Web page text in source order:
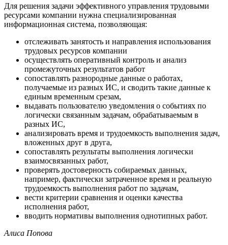
Для решения задачи эффективного управления трудовыми
ресурсами компании нужна специализированная
информационная система, позволяющая:
отслеживать занятость и направления использования
трудовых ресурсов компании
осуществлять оперативный контроль и анализ
промежуточных результатов работ
сопоставлять разнородные данные о работах,
получаемые из разных ИС, и сводить такие данные к
единым временным срезам,
выдавать пользователю уведомления о событиях по
логически связанным задачам, обрабатываемым в
разных ИС,
анализировать время и трудоемкость выполнения задач,
вложенных друг в друга,
сопоставлять результаты выполнения логически
взаимосвязанных работ,
проверять достоверность собираемых данных,
например, фактически затраченное время и реальную
трудоемкость выполнения работ по задачам,
вести критерии сравнения и оценки качества
исполнения работ,
вводить нормативы выполнения однотипных работ.
Алиса Попова